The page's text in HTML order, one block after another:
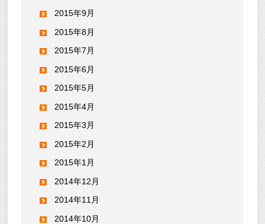
2015年9月
2015年8月
2015年7月
2015年6月
2015年5月
2015年4月
2015年3月
2015年2月
2015年1月
2014年12月
2014年11月
2014年10月